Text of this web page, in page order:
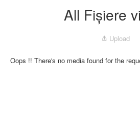
All Fișiere
Upload
Oops !! There's no media found for the